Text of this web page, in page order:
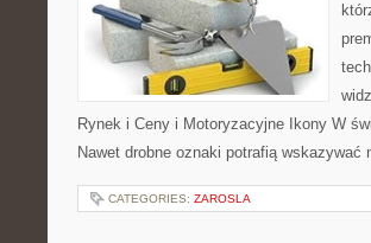
Rynek i Ceny i Motoryzacyjne Ikony W
Nawet drobne oznaki potrafią
CATEGORIES: ZAROSLA